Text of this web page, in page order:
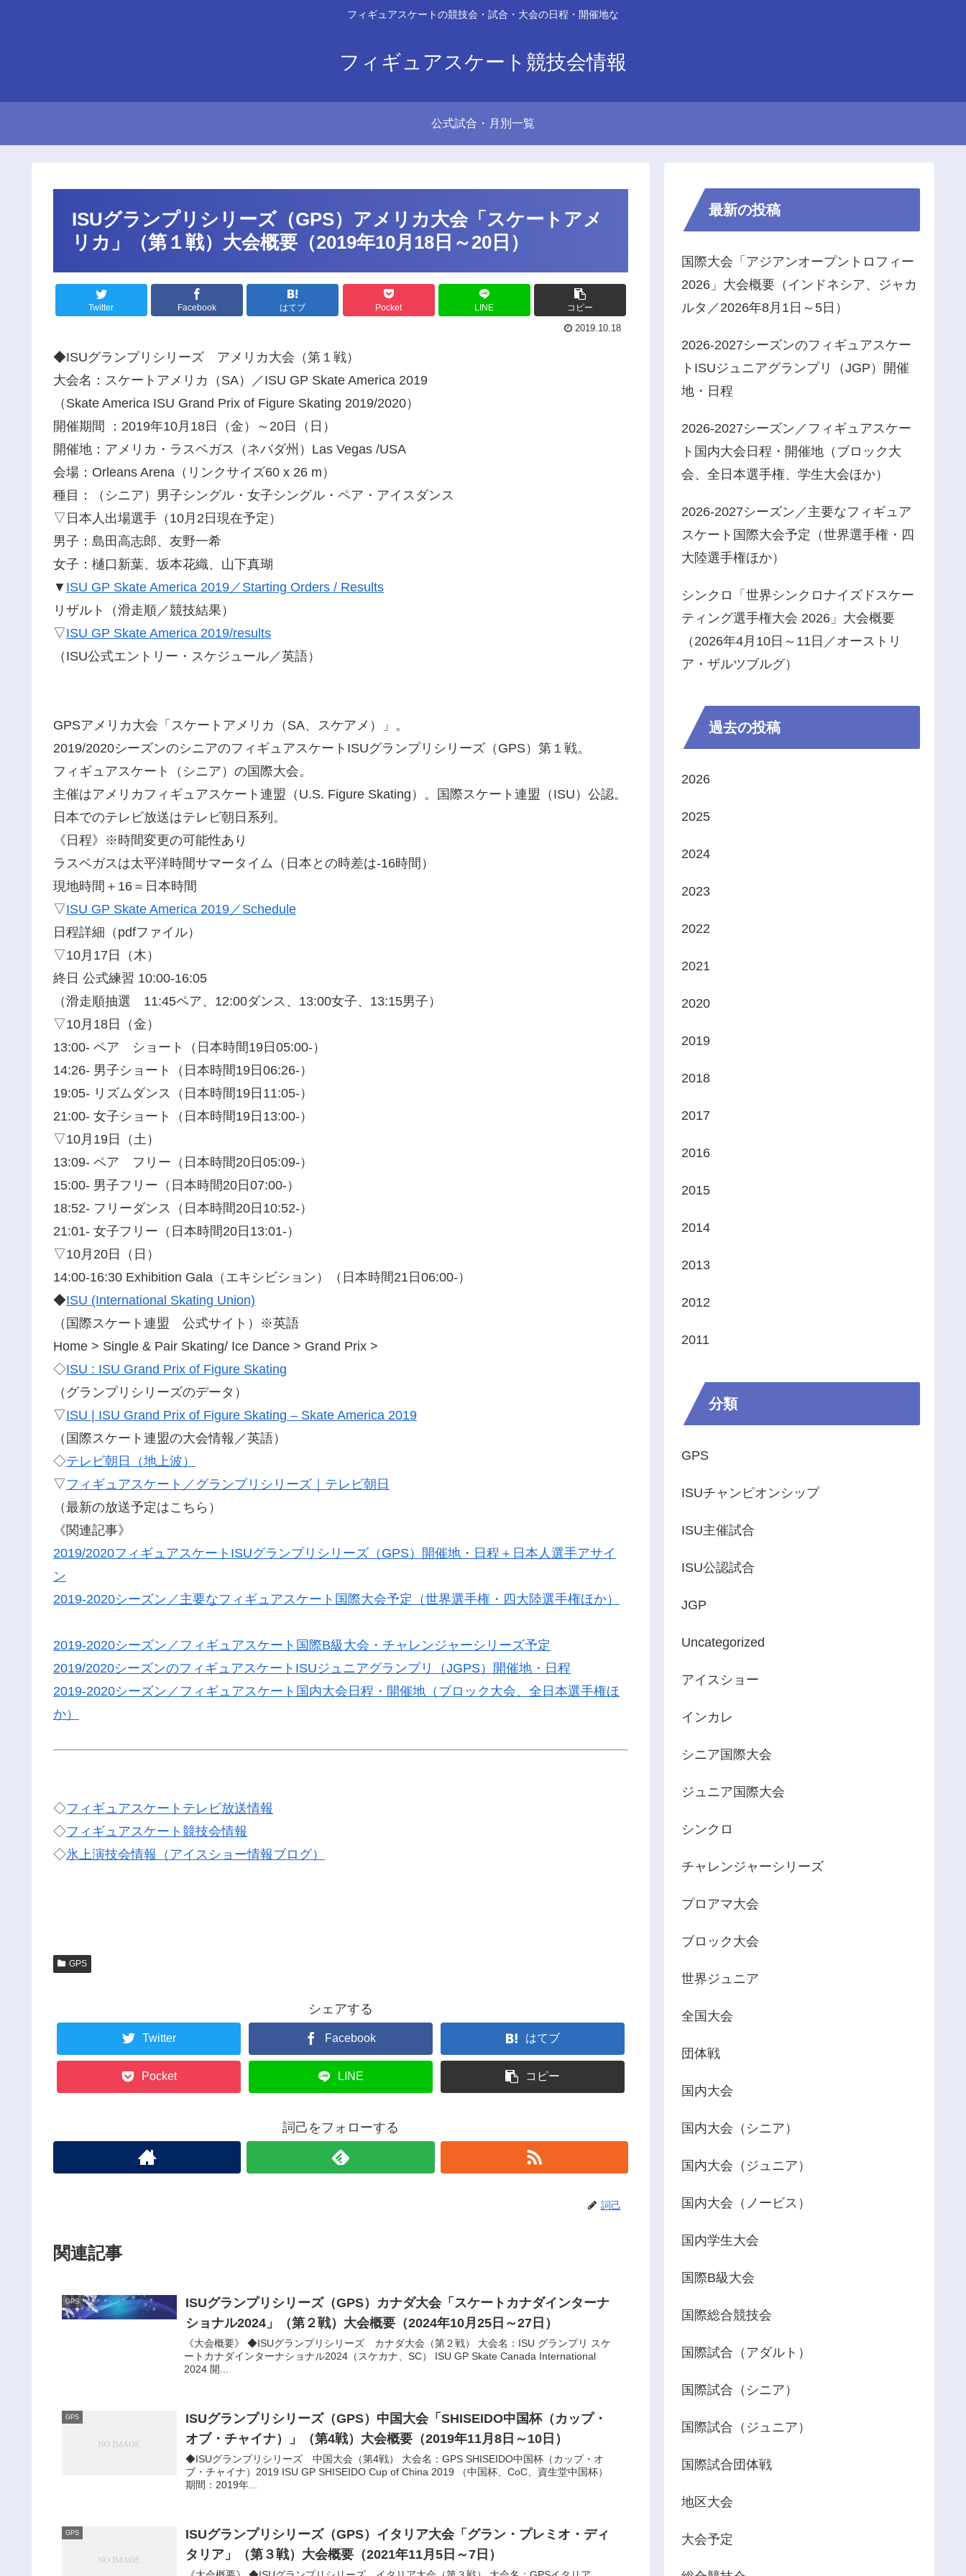
フィギュアスケートの競技会・試合・大会の日程・開催地な
フィギュアスケート競技会情報
公式試合・月別一覧
ISUグランプリシリーズ（GPS）アメリカ大会「スケートアメ
リカ」（第１戦）大会概要（2019年10月18日～20日）
Twitter Facebook はてブ Pocket LINE コピー
2019.10.18
◆ISUグランプリシリーズ アメリカ大会（第１戦）
大会名：スケートアメリカ（SA）／ISU GP Skate America 2019
（Skate America ISU Grand Prix of Figure Skating 2019/2020）
開催期間 ：2019年10月18日（金）～20日（日）
開催地：アメリカ・ラスベガス（ネバダ州）Las Vegas /USA
会場：Orleans Arena（リンクサイズ60 x 26 m）
種目：（シニア）男子シングル・女子シングル・ペア・アイスダンス
▽日本人出場選手（10月2日現在予定）
男子：島田高志郎、友野一希
女子：樋口新葉、坂本花織、山下真瑚
▼ ISU GP Skate America 2019／Starting Orders / Results
リザルト（滑走順／競技結果）
▽ISU GP Skate America 2019/results
（ISU公式エントリー・スケジュール／英語）
GPSアメリカ大会「スケートアメリカ（SA、スケアメ）」。
2019/2020シーズンのシニアのフィギュアスケートISUグランプリシリーズ（GPS）第１戦。
フィギュアスケート（シニア）の国際大会。
主催はアメリカフィギュアスケート連盟（U.S. Figure Skating）。国際スケート連盟（ISU）公認。
日本でのテレビ放送はテレビ朝日系列。
《日程》※時間変更の可能性あり
ラスベガスは太平洋時間サマータイム（日本との時差は-16時間）
現地時間＋16＝日本時間
▽ISU GP Skate America 2019／Schedule
日程詳細（pdfファイル）
▽10月17日（木）
終日 公式練習 10:00-16:05
（滑走順抽選 11:45ペア、12:00ダンス、13:00女子、13:15男子）
▽10月18日（金）
13:00- ペア ショート（日本時間19日05:00-）
14:26- 男子ショート（日本時間19日06:26-）
19:05- リズムダンス（日本時間19日11:05-）
21:00- 女子ショート（日本時間19日13:00-）
▽10月19日（土）
13:09- ペア フリー（日本時間20日05:09-）
15:00- 男子フリー（日本時間20日07:00-）
18:52- フリーダンス（日本時間20日10:52-）
21:01- 女子フリー（日本時間20日13:01-）
▽10月20日（日）
14:00-16:30 Exhibition Gala（エキシビション）（日本時間21日06:00-）
◆ISU (International Skating Union)
（国際スケート連盟 公式サイト）※英語
Home > Single & Pair Skating/ Ice Dance > Grand Prix >
◇ISU : ISU Grand Prix of Figure Skating
（グランプリシリーズのデータ）
▽ISU | ISU Grand Prix of Figure Skating – Skate America 2019
（国際スケート連盟の大会情報／英語）
◇テレビ朝日（地上波）
▽ フィギュアスケート／グランプリシリーズ｜テレビ朝日
（最新の放送予定はこちら）
《関連記事》
2019/2020フィギュアスケートISUグランプリシリーズ（GPS）開催地・日程＋日本人選手アサイ
ン
2019-2020シーズン／主要なフィギュアスケート国際大会予定（世界選手権・四大陸選手権ほか）
2019-2020シーズン／フィギュアスケート国際B級大会・チャレンジャーシリーズ予定
2019/2020シーズンのフィギュアスケートISUジュニアグランプリ（JGPS）開催地・日程
2019-2020シーズン／フィギュアスケート国内大会日程・開催地（ブロック大会、全日本選手権ほ
か）
◇フィギュアスケートテレビ放送情報
◇フィギュアスケート競技会情報
◇氷上演技会情報（アイスショー情報ブログ）
GPS
シェアする
Twitter Facebook はてブ
Pocket LINE コピー
詞己をフォローする
詞己
関連記事
GPS
ISUグランプリシリーズ（GPS）カナダ大会「スケートカナダインターナ
ショナル2024」（第２戦）大会概要（2024年10月25日～27日）
《大会概要》 ◆ISUグランプリシリーズ カナダ大会（第２戦） 大会名：ISU グランプリ スケ
ートカナダインターナショナル2024（スケカナ、SC） ISU GP Skate Canada International
2024 開...
GPS
ISUグランプリシリーズ（GPS）中国大会「SHISEIDO中国杯（カップ・
オブ・チャイナ）」（第4戦）大会概要（2019年11月8日～10日）
◆ISUグランプリシリーズ 中国大会（第4戦） 大会名：GPS SHISEIDO中国杯（カップ・オ
ブ・チャイナ）2019 ISU GP SHISEIDO Cup of China 2019 （中国杯、CoC、資生堂中国杯）
期間：2019年...
GPS
ISUグランプリシリーズ（GPS）イタリア大会「グラン・プレミオ・ディ
タリア」（第３戦）大会概要（2021年11月5日～7日）
最新の投稿
国際大会「アジアンオープントロフィー
2026」大会概要（インドネシア、ジャカ
ルタ／2026年8月1日～5日）
2026-2027シーズンのフィギュアスケー
トISUジュニアグランプリ（JGP）開催
地・日程
2026-2027シーズン／フィギュアスケー
ト国内大会日程・開催地（ブロック大
会、全日本選手権、学生大会ほか）
2026-2027シーズン／主要なフィギュア
スケート国際大会予定（世界選手権・四
大陸選手権ほか）
シンクロ「世界シンクロナイズドスケー
ティング選手権大会 2026」大会概要
（2026年4月10日～11日／オーストリ
ア・ザルツブルグ）
過去の投稿
2026
2025
2024
2023
2022
2021
2020
2019
2018
2017
2016
2015
2014
2013
2012
2011
分類
GPS
ISUチャンピオンシップ
ISU主催試合
ISU公認試合
JGP
Uncategorized
アイスショー
インカレ
シニア国際大会
ジュニア国際大会
シンクロ
チャレンジャーシリーズ
プロアマ大会
ブロック大会
世界ジュニア
全国大会
団体戦
国内大会
国内大会（シニア）
国内大会（ジュニア）
国内大会（ノービス）
国内学生大会
国際B級大会
国際総合競技会
国際試合（アダルト）
国際試合（シニア）
国際試合（ジュニア）
国際試合団体戦
地区大会
大会予定